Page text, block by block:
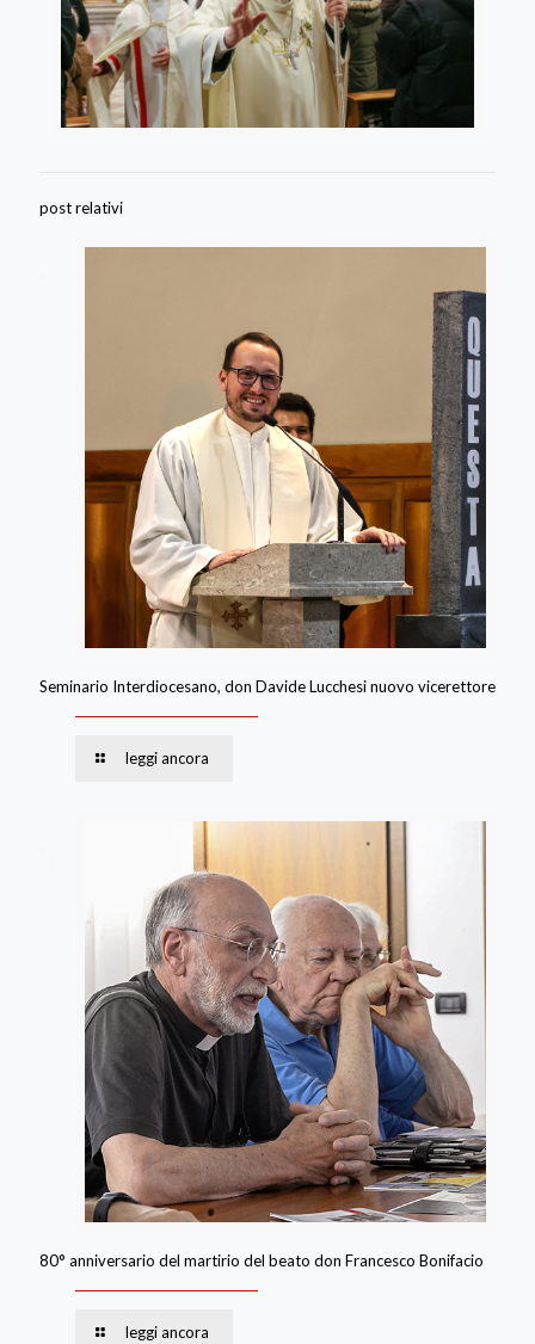
post relativi
Seminario Interdiocesano, don Davide Lucchesi nuovo vicerettore
leggi ancora
80° anniversario del martirio del beato don Francesco Bonifacio
leggi ancora